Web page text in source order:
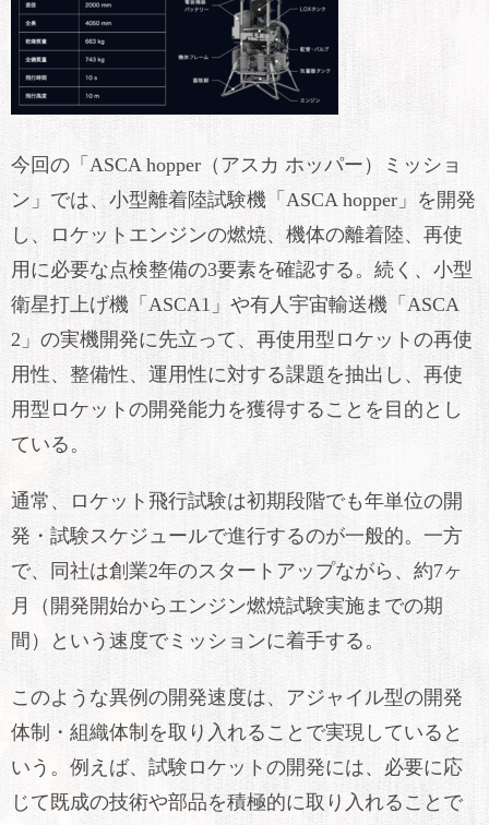
今回の「ASCA hopper（アスカ ホッパー）ミッショ
ン」では、小型離着陸試験機「ASCA hopper」を開発
し、ロケットエンジンの燃焼、機体の離着陸、再使
用に必要な点検整備の3要素を確認する。続く、小型
衛星打上げ機「ASCA1」や有人宇宙輸送機「ASCA
2」の実機開発に先立って、再使用型ロケットの再使
用性、整備性、運用性に対する課題を抽出し、再使
用型ロケットの開発能力を獲得することを目的とし
ている。
通常、ロケット飛行試験は初期段階でも年単位の開
発・試験スケジュールで進行するのが一般的。一方
で、同社は創業2年のスタートアップながら、約7ヶ
月（開発開始からエンジン燃焼試験実施までの期
間）という速度でミッションに着手する。
このような異例の開発速度は、アジャイル型の開発
体制・組織体制を取り入れることで実現していると
いう。例えば、試験ロケットの開発には、必要に応
じて既成の技術や部品を積極的に取り入れることで